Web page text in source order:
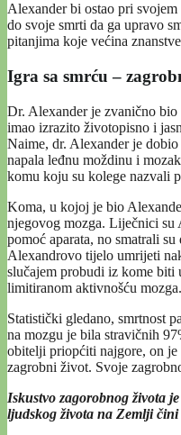
Alexander bi ostao pri
do svoje smrti da ga upravo
pitanjima koje većina
Igra sa smrću –
Dr. Alexander je zvanično bio
imao izrazito životopisno i
Naime, dr. Alexander je
napala leđnu moždinu i
komu koju su kolege nazvali
Koma, u kojoj je bio
njegovog mozga. Liječnici su
pomoć aparata, no smatrali
Alexandrovo tijelo umrijeti
slučajem probudi iz kome biti
limitiranom aktivnošću mozga.
Statistički gledano, smrtnost
na mozgu je bila stravičnih
obitelji priopćiti najgore, on je
zagrobni život. Svoje
Iskustvo zagorobnog života
ljudskog života na Zemlji